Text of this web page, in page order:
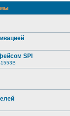
SPI